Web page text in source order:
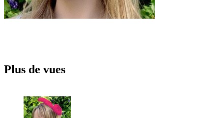
Plus de vues